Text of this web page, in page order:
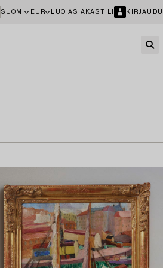
SUOMI EUR LUO ASIAKASTILI KIRJAUDU